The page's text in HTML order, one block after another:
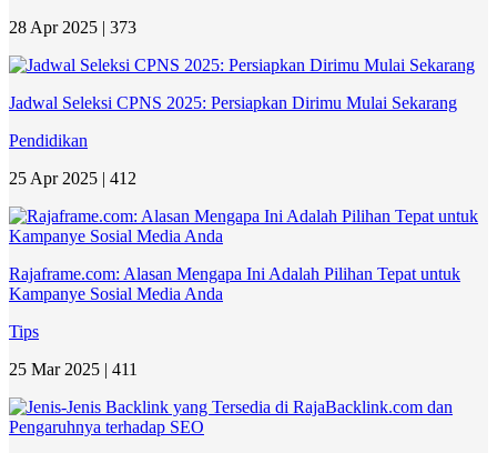
28 Apr 2025 | 373
Jadwal Seleksi CPNS 2025: Persiapkan Dirimu Mulai Sekarang
Pendidikan
25 Apr 2025 | 412
Rajaframe.com: Alasan Mengapa Ini Adalah Pilihan Tepat untuk
Kampanye Sosial Media Anda
Tips
25 Mar 2025 | 411